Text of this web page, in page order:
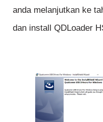
anda melanjutkan ke
dan install QDLoader